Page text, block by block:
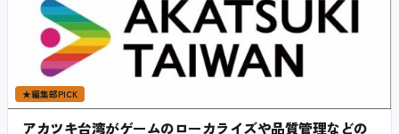
★編集部PICK
アカツキ台湾がゲームのローカライズや品質管理などの